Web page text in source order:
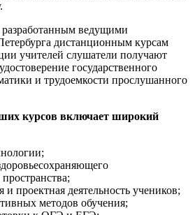
ведущими
дистанционным курсам
учителей слушатели получают
государственного
и трудоемкости прослушанного
курсов включает широкий
и проектная деятельность учеников;
методов обучения;